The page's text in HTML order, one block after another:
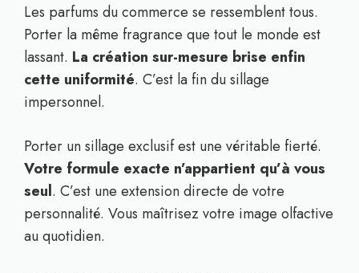
Les parfums du commerce se ressemblent tous.
Porter la même fragrance que tout le monde est
lassant. La création sur-mesure brise enfin
cette uniformité. C’est la fin du sillage
impersonnel.
Porter un sillage exclusif est une véritable fierté.
Votre formule exacte n’appartient qu’à vous
seul. C’est une extension directe de votre
personnalité. Vous maîtrisez votre image olfactive
au quotidien.